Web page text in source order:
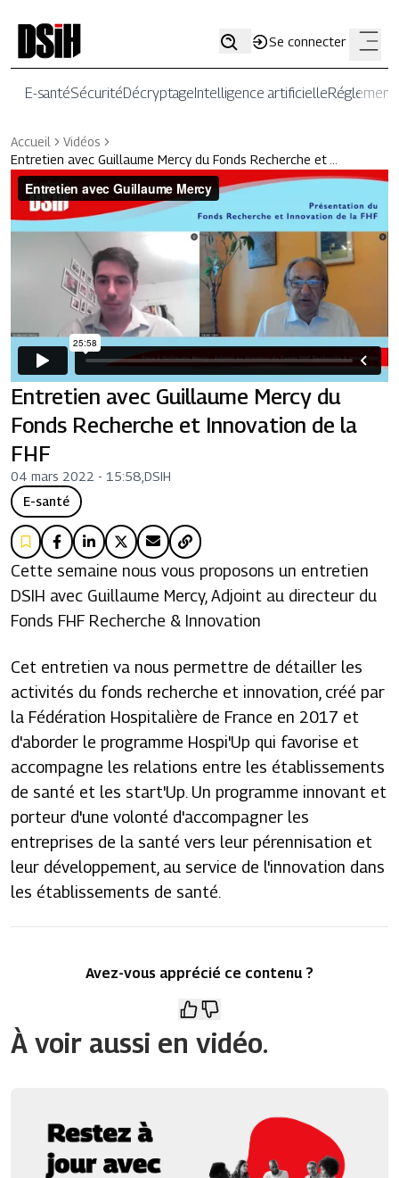
Se connecter
E-santéSécuritéDécryptageIntelligence artificielle
Accueil
Vidéos
Entretien avec Guillaume Mercy du Fonds Recherche et …
Entretien avec Guillaume Mercy du
Fonds Recherche et Innovation de la
FHF
04 mars 2022 - 15:58 DSIH
E-santé
Cette semaine nous vous proposons un entretien
DSIH avec Guillaume Mercy, Adjoint au directeur du
Fonds FHF Recherche & Innovation
Cet entretien va nous permettre de détailler les
activités du fonds recherche et innovation, créé par
la Fédération Hospitalière de France en 2017 et
d'aborder le programme Hospi'Up qui favorise et
accompagne les relations entre les établissements
de santé et les start'Up. Un programme innovant et
porteur d'une volonté d'accompagner les
entreprises de la santé vers leur pérennisation et
leur développement, au service de l'innovation dans
les établissements de santé.
Avez-vous apprécié ce contenu ?
À voir aussi en vidéo.